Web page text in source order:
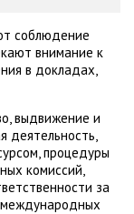
соблюдение
внимание к
в докладах,
выдвижение и
деятельность,
процедуры
комиссий,
за